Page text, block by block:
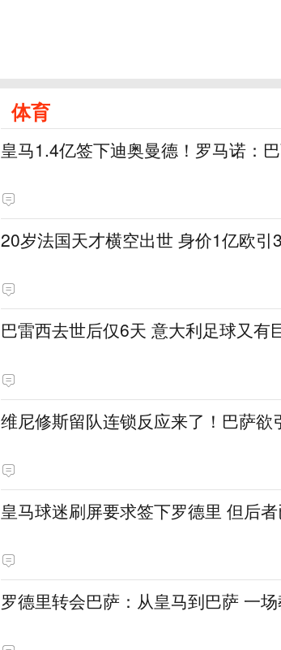
体育
皇马1.4亿签下迪奥曼德！罗马诺：
20岁法国天才横空出世 身价1亿欧引
巴雷西去世后仅6天 意大利足球又有
维尼修斯留队连锁反应来了！巴萨欲
皇马球迷刷屏要求签下罗德里 但后
罗德里转会巴萨：从皇马到巴萨 一